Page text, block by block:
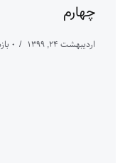
چهارم
اردیبهشت ۲۴, ۱۳۹۹ ۰ بازدیدها